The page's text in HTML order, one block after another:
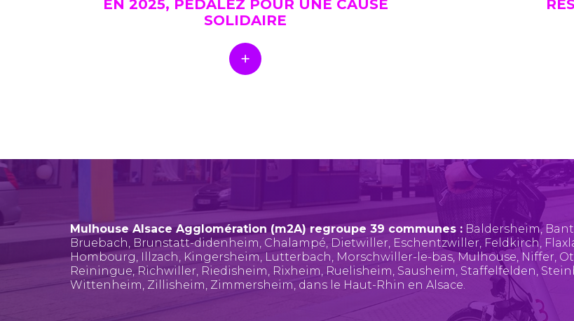
EN 2025, PÉDALEZ POUR UNE CAUSE
SOLIDAIRE
Mulhouse Alsace Agglomération (m2A) regroupe 39 communes : Baldersheim,
Bruebach, Brunstatt-didenheim, Chalampé, Dietwiller, Eschentzwiller, Feldkirch,
Hombourg, Illzach, Kingersheim, Lutterbach, Morschwiller-le-bas,Mulhouse, Niffer,
Reiningue, Richwiller, Riedisheim, Rixheim, Ruelisheim, Sausheim, Staffelfelden,
Wittenheim, Zillisheim, Zimmersheim, dans le Haut-Rhin en Alsace.